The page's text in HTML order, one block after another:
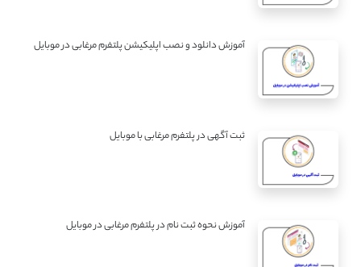
آموزش دانلود و نصب اپلیکیشن پلتفرم مرغابی در موبایل
ثبت آگهی در پلتفرم مرغابی با موبایل
آموزش نحوه ثبت نام در پلتفرم مرغابی در موبایل